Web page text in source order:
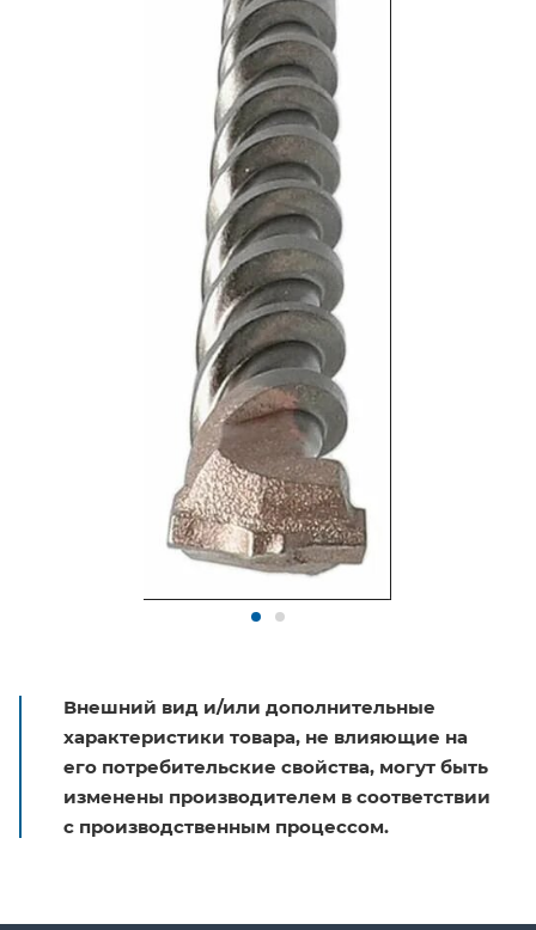
Внешний вид и/или дополнительные
характеристики товара, не влияющие на
его потребительские свойства, могут быть
изменены производителем в соответствии
с производственным процессом.